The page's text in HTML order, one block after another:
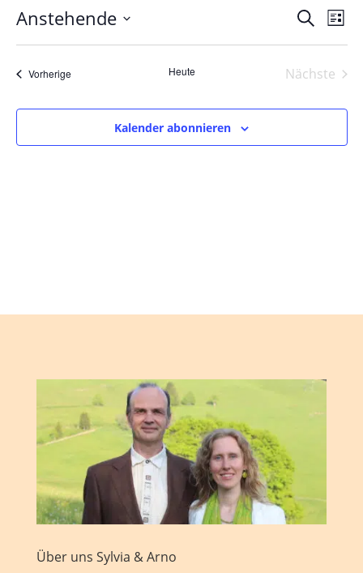
Suche
und
SucheListe
Anstehende
Datum
wählen.
VorherigeVeranstaltungen Heute
Nächste
Kalender abonnieren
Über uns Sylvia & Arno